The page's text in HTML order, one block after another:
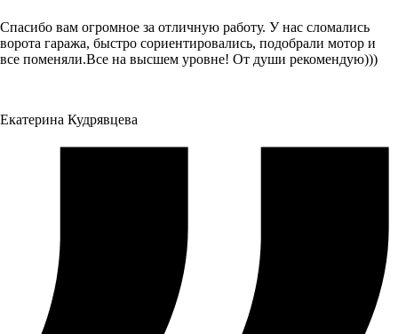
Спасибо вам огромное за отличную работу. У нас сломались
ворота гаража, быстро сориентировались, подобрали мотор и
все поменяли.Все на высшем уровне! От души рекомендую)))
Екатерина Кудрявцева